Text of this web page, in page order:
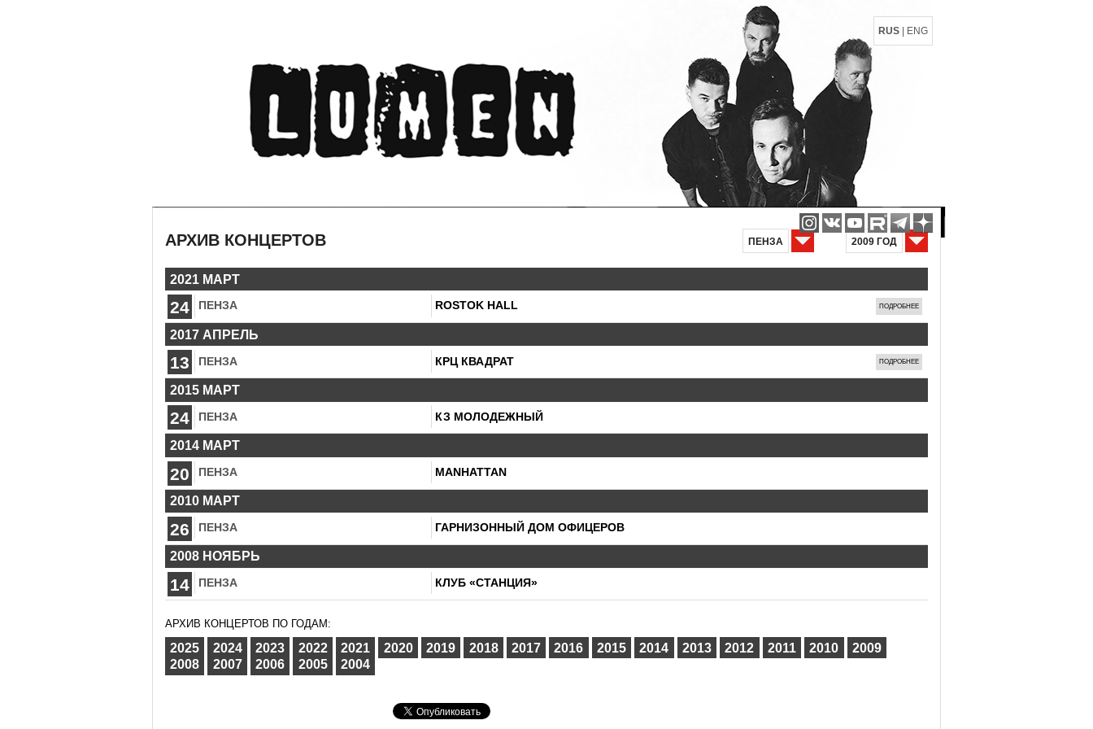
RUS ENG
АРХИВ КОНЦЕРТОВ 2009 ГОД
ПЕНЗА
2021 МАРТ
24 ПЕНЗА ROSTOK HALL ПОДРОБНЕЕ
2017 АПРЕЛЬ
13 ПЕНЗА КРЦ КВАДРАТ ПОДРОБНЕЕ
2015 МАРТ
24 ПЕНЗА КЗ МОЛОДЕЖНЫЙ
2014 МАРТ
20 ПЕНЗА MANHATTAN
2010 МАРТ
26 ПЕНЗА ГАРНИЗОННЫЙ ДОМ ОФИЦЕРОВ
2008 НОЯБРЬ
14 ПЕНЗА КЛУБ «СТАНЦИЯ»
АРХИВ КОНЦЕРТОВ ПО ГОДАМ:
2025 2024 2023 2022 2021 2020 2019 2018 2017 2016 2015 2014 2013 2012 2011 2010
2009
2008
2007 2006 2005 2004